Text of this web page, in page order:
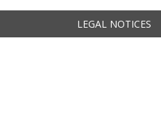
LEGAL NOTICES